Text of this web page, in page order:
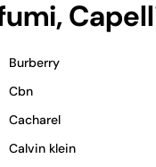
Burberry
Cbn
Cacharel
Calvin klein